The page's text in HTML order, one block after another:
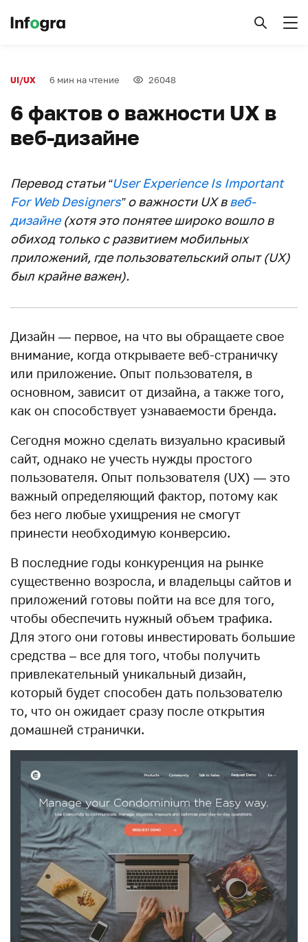
UI/UX 6 мин на чтение 26048
6 фактов о важности UX в
веб-дизайне
Перевод статьи “User Experience Is Important
For Web Designers” о важности UX ввеб-
дизайне(хотя это понятее широко вошло в
обиход только с развитием мобильных
приложений, где пользовательский опыт (UX)
был крайне важен).
Дизайн — первое, на что вы обращаете свое
внимание, когда открываете веб-страничку
или приложение. Опыт пользователя, в
основном, зависит от дизайна, а также того,
как он способствует узнаваемости бренда.
Сегодня можно сделать визуально красивый
сайт, однако не учесть нужды простого
пользователя. Опыт пользователя (UX) — это
важный определяющий фактор, потому как
без него любые ухищрения не смогут
принести необходимую конверсию.
В последние годы конкуренция на рынке
существенно возросла, и владельцы сайтов и
приложений готовы пойти на все для того,
чтобы обеспечить нужный объем трафика.
Для этого они готовы инвестировать большие
средства – все для того, чтобы получить
привлекательный уникальный дизайн,
который будет способен дать пользователю
то, что он ожидает сразу после открытия
домашней странички.